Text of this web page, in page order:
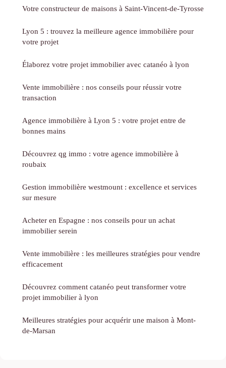
Votre constructeur de maisons à Saint-Vincent-de-Tyrosse
Lyon 5 : trouvez la meilleure agence immobilière pour
votre projet
Élaborez votre projet immobilier avec catanéo à lyon
Vente immobilière : nos conseils pour réussir votre
transaction
Agence immobilière à Lyon 5 : votre projet entre de
bonnes mains
Découvrez qg immo : votre agence immobilière à
roubaix
Gestion immobilière westmount : excellence et services
sur mesure
Acheter en Espagne : nos conseils pour un achat
immobilier serein
Vente immobilière : les meilleures stratégies pour vendre
efficacement
Découvrez comment catanéo peut transformer votre
projet immobilier à lyon
Meilleures stratégies pour acquérir une maison à Mont-
de-Marsan